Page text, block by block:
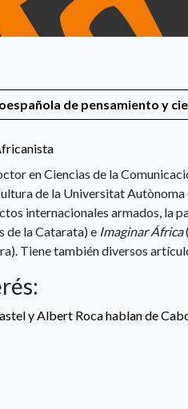
de pensamiento y
en Ciencias de la
de la Universitat
internacionales armados, la
de la Catarata) e Imaginar África
Tiene también diversos
y Albert Roca hablan de